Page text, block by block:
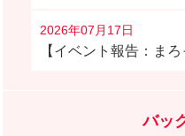
2026年07月17日
【イベント報告：ま
バッ